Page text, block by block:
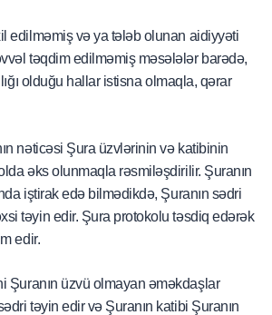
edilməmiş və ya tələb olunan aidiyyəti
təqdim edilməmiş məsələlər barədə,
olduğu hallar istisna olmaqla, qərar
nəticəsi Şura üzvlərinin və katibinin
əks olunmaqla rəsmiləşdirilir. Şuranın
iştirak edə bilmədikdə, Şuranın sədri
təyin edir. Şura protokolu təsdiq edərək
edir.
Şuranın üzvü olmayan əməkdaşlar
təyin edir və Şuranın katibi Şuranın